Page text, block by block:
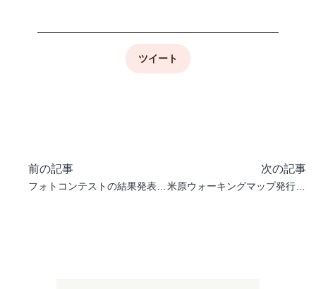
ツイート
前の記事
フォトコンテストの結果発表について
次の記事
米原ウォーキングマップ発行しています！